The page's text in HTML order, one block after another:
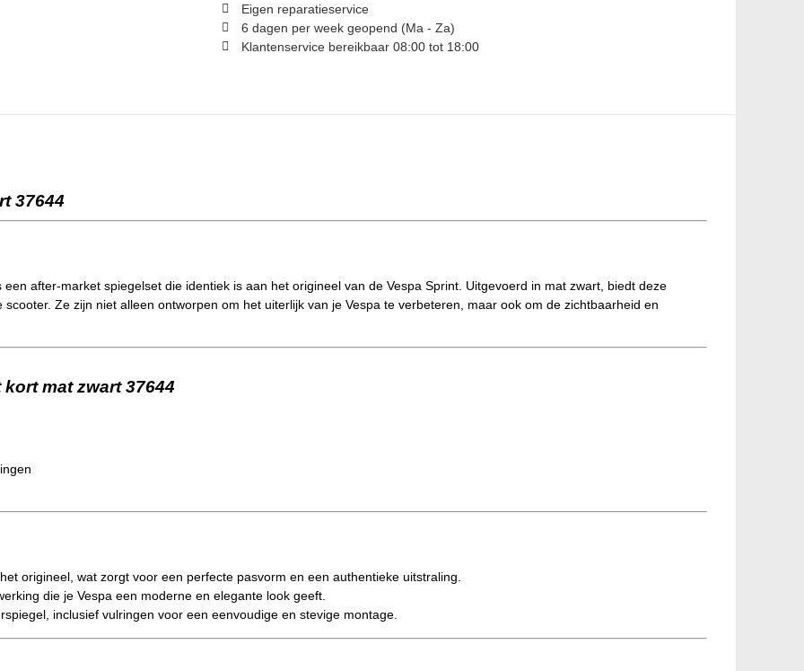
Eigen reparatieservice
6 dagen per week geopend (Ma - Za)
Klantenservice bereikbaar 08:00 tot 18:00
37644
after-market spiegelset die identiek is aan het origineel van de Vespa Sprint. Uitgevoerd in mat zwart, biedt deze
Ze zijn niet alleen ontworpen om het uiterlijk van je Vespa te verbeteren, maar ook om de zichtbaarheid en
mat zwart 37644
origineel, wat zorgt voor een perfecte pasvorm en een authentieke uitstraling.
die je Vespa een moderne en elegante look geeft.
inclusief vulringen voor een eenvoudige en stevige montage.